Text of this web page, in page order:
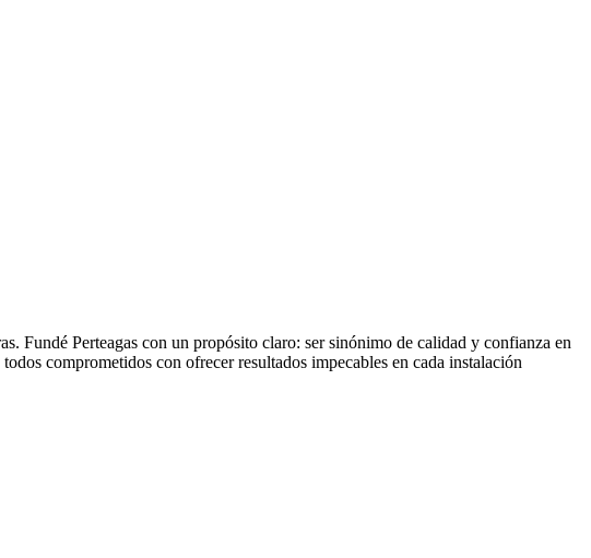
Fundé Perteagas con un propósito claro: ser sinónimo de calidad y confianza en
comprometidos con ofrecer resultados impecables en cada instalación